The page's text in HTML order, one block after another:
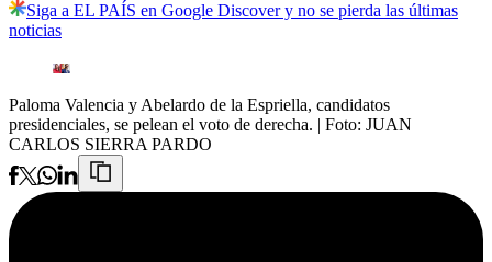
Siga a EL PAÍS en Google Discover y no se pierda las últimas
noticias
Paloma Valencia y Abelardo de la Espriella, candidatos
presidenciales, se pelean el voto de derecha. | Foto: JUAN
CARLOS SIERRA PARDO